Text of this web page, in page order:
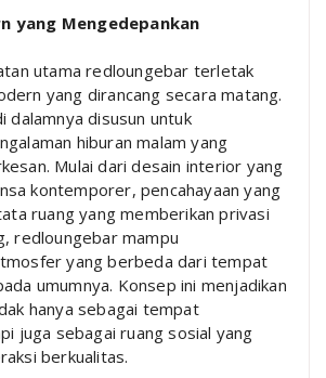
yang Mengedepankan
utama redloungebar terletak
yang dirancang secara matang.
dalamnya disusun untuk
hiburan malam yang
Mulai dari desain interior yang
kontemporer, pencahayaan yang
ruang yang memberikan privasi
redloungebar mampu
yang berbeda dari tempat
umumnya. Konsep ini menjadikan
hanya sebagai tempat
juga sebagai ruang sosial yang
berkualitas.